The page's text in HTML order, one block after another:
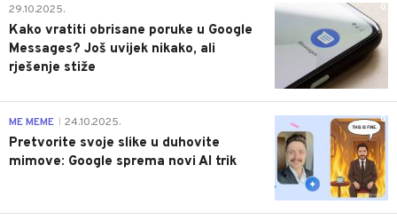
0
29.10.2025.
Kako vratiti obrisane poruke u Google
Messages? Još uvijek nikako, ali
rješenje stiže
0
ME MEME 24.10.2025.
Pretvorite svoje slike u duhovite
mimove: Google sprema novi AI trik